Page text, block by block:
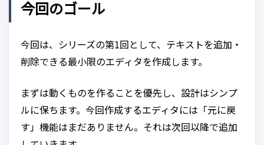
今回のゴール
今回は、シリーズの第1回として、テキストを追加・
削除できる最小限のエディタを作成します。
まずは動くものを作ることを優先し、設計はシンプ
ルに保ちます。今回作成するエディタには「元に戻
す」機能はまだありません。それは次回以降で追加